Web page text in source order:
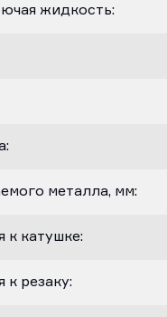
жидкость:
металла, мм:
к катушке:
к резаку: